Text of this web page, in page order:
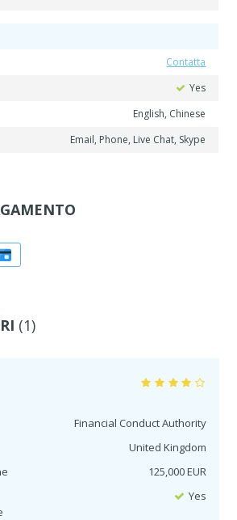
Contatta
Yes
English, Chinese
Email, Phone, Live Chat, Skype
(1)
Financial Conduct Authority
United Kingdom
125,000 EUR
Yes